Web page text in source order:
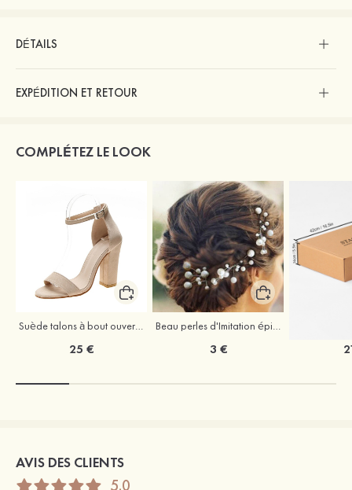
DÉTAILS
EXPÉDITION ET RETOUR
COMPLÉTEZ LE LOOK
Suède talons à bout ouvert sandales talon bottier chaussures pour les soirées
25 €
Beau perles d'Imitation épingles à cheveux coiffe
3 €
AVIS DES CLIENTS
5.0